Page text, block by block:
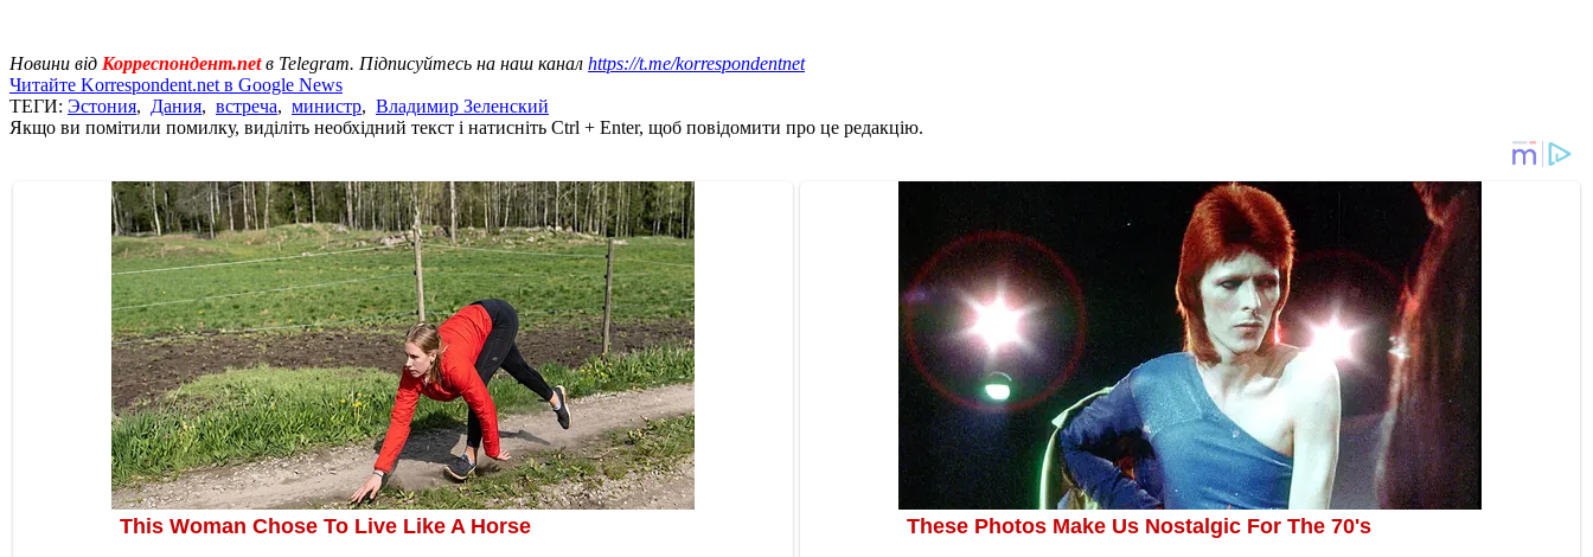
Новини від Корреспондент.netв Telegram. Підписуйтесь на наш канал https://t.me/korrespondentnet
Читайте Korrespondent.net в Google News
ТЕГИ: Эстония, Дания, встреча, министр, Владимир Зеленский
Якщо ви помітили помилку, виділіть необхідний текст і натисніть Ctrl + Enter, щоб повідомити про це редакцію.